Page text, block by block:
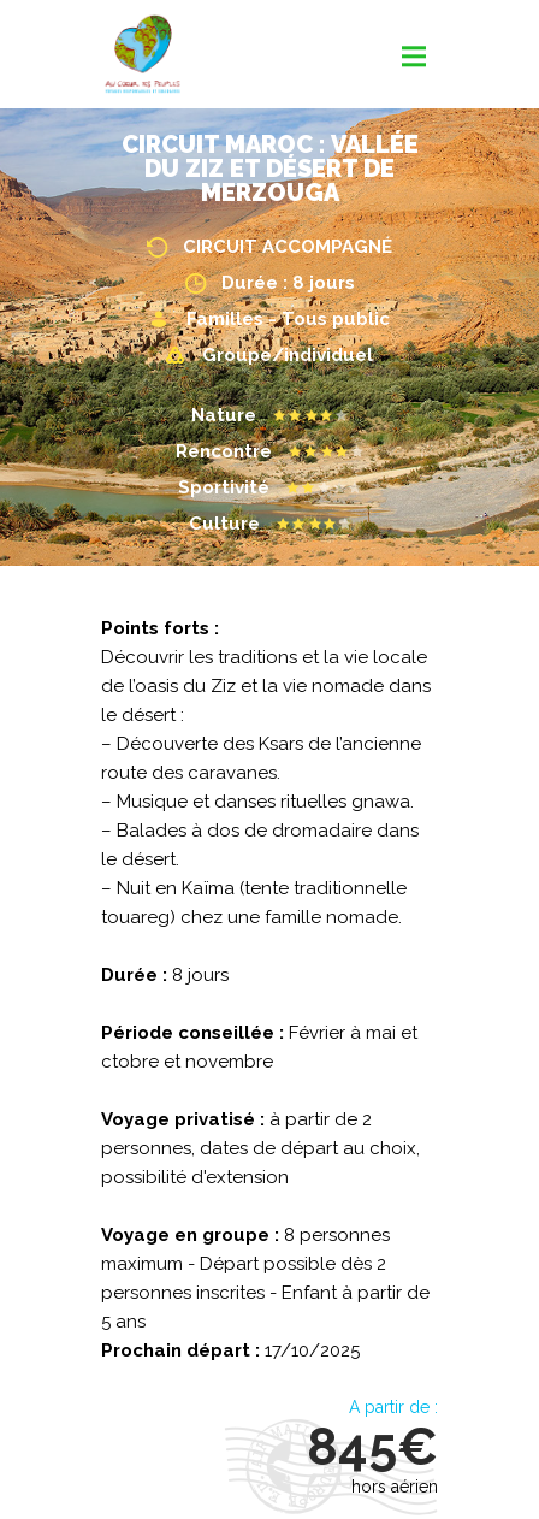
CIRCUIT MAROC : VALLÉE
DU ZIZ ET DÉSERT DE
MERZOUGA
CIRCUIT ACCOMPAGNÉ
Durée : 8 jours
Familles - Tous public
Groupe/individuel
Nature
Rencontre
Sportivité
Culture
Points forts :
Découvrir les traditions et la vie locale
de l’oasis du Ziz et la vie nomade dans
le désert :
– Découverte des Ksars de l’ancienne
route des caravanes.
– Musique et danses rituelles gnawa.
– Balades à dos de dromadaire dans
le désert.
– Nuit en Kaïma (tente traditionnelle
touareg) chez une famille nomade.
Durée : 8 jours
Période conseillée : Février à mai et
ctobre et novembre
Voyage privatisé : à partir de 2
personnes, dates de départ au choix,
possibilité d'extension
Voyage en groupe : 8 personnes
maximum - Départ possible dès 2
personnes inscrites - Enfant à partir de
5 ans
Prochain départ : 17/10/2025
A partir de :
845€
hors aérien